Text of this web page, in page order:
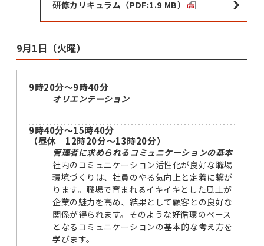
研修カリキュラム（PDF:1.9 MB）
9月1日（火曜）
9時20分～9時40分
オリエンテーション
9時40分～15時40分
（昼休 12時20分～13時20分）
管理者に求められるコミュニケーションの基本
社内のコミュニケーション活性化が良好な職場
環境づくりは、社員のやる気向上と定着に繋が
ります。職場で育まれるイキイキとした風土が
企業の魅力を高め、結果として顧客との良好な
関係が得られます。そのような好循環のベース
となるコミュニケーションの基本的な考え方を
学びます。